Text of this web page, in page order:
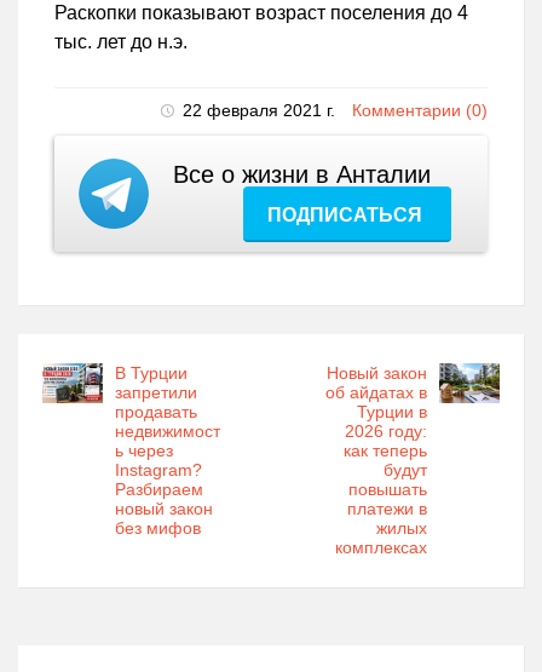
Раскопки показывают возраст поселения до 4
тыс. лет до н.э.
22 февраля 2021 г. Комментарии (0)
Все о жизни в Анталии
ПОДПИСАТЬСЯ
В Турции
запретили
продавать
недвижимост
ь через
Instagram?
Разбираем
новый закон
без мифов
Новый закон
об айдатах в
Турции в
2026 году:
как теперь
будут
повышать
платежи в
жилых
комплексах